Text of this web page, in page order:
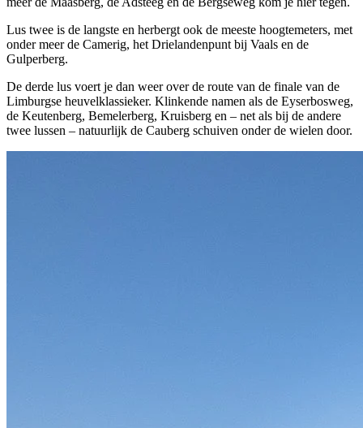
Lus twee is de langste en herbergt ook de meeste hoogtemeters, met
onder meer de Camerig, het Drielandenpunt bij Vaals en de
Gulperberg.
De derde lus voert je dan weer over de route van de finale van de
Limburgse heuvelklassieker. Klinkende namen als de Eyserbosweg,
de Keutenberg, Bemelerberg, Kruisberg en – net als bij de andere
twee lussen – natuurlijk de Cauberg schuiven onder de wielen door.